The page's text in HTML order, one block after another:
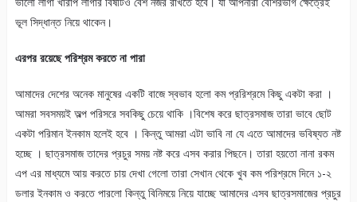
ভূল সিদ্ধান্ত নিয়ে থাকেন।
এরপর রয়েছে পরিশ্রম করতে না পারা
আমাদের দেশের অনেক মানুষের একটি বাজে স্বভাব হলো কম প্ররিশ্রমে কিছু একটা করা ।
আমরা সবসময়ই অল্প পরিসরে সবকিছু চেয়ে থাকি ।বিশেষ করে ছাত্রসমাজ তারা ভাবে ছোট
একটা পরিমান ইনকাম হলেই হবে । কিন্তু আমরা এটা ভাবি না যে এতে আমাদের ভবিষ্যত নষ্ট
হচ্ছে । ছাত্রসমাজ তাদের প্রচুর সময় নষ্ট করে এসব করার পিছনে। তারা হয়তো নানা রকম
এপ এর মাধ্যমে আয় করতে চায় দেখা গেলো তারা সেখান থেকে খুব কম পরিশ্রমে দিনে ১-২
ডলার ইনকাম ও করতে পারলো কিন্তু বিনিময়ে নিয়ে যাচ্ছে আমাদের এসব ছাত্রসমাজের প্রচুর